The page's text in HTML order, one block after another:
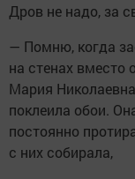
Дров не надо, за
— Помню, когда
на стенах вместо
Мария
поклеила обои.
постоянно
с них собирала,